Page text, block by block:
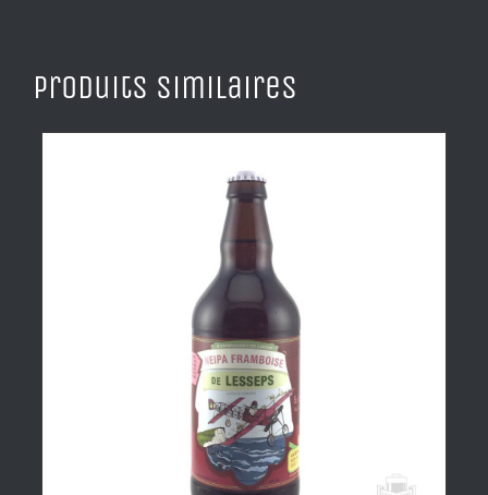
Produits similaires